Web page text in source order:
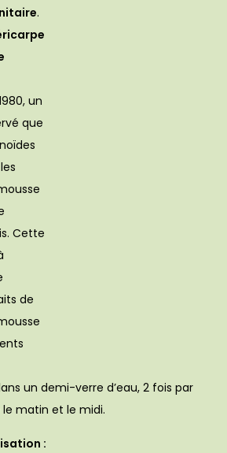
.
un
que
Cette
de
un demi-verre d’eau, 2 fois par
matin et le midi.
: